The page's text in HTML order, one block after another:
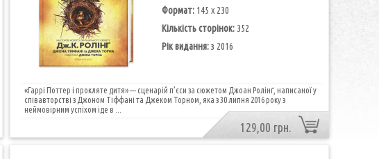
Формат: 145 х 230
Кількість сторінок: 352
Рік видання:з 2016
«Гаррі Поттер і прокляте дитя» — сценарій п’єси за сюже­том Джоан Ролінґ, написаної у
співавторстві з Джоном Тіффані та Джеком Торном, яка з 30 липня 2016 року з
неймовірним успіхом іде в ...
129,00 грн.